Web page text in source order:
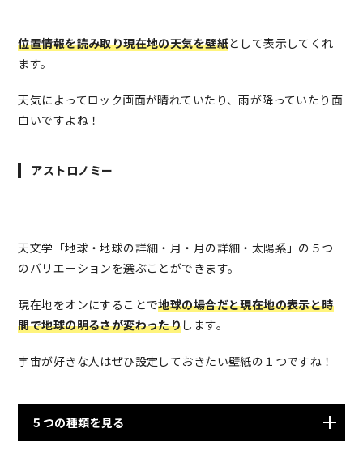
位置情報を読み取り現在地の天気を壁紙として表示してくれ
ます。
天気によってロック画面が晴れていたり、雨が降っていたり面
白いですよね！
アストロノミー
天文学「地球・地球の詳細・月・月の詳細・太陽系」の５つ
のバリエーションを選ぶことができます。
現在地をオンにすることで地球の場合だと現在地の表示と時
間で地球の明るさが変わったりします。
宇宙が好きな人はぜひ設定しておきたい壁紙の１つですね！
５つの種類を見る